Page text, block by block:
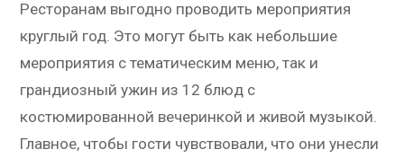
Ресторанам выгодно проводить мероприятия
круглый год. Это могут быть как небольшие
мероприятия с тематическим меню, так и
грандиозный ужин из 12 блюд с
костюмированной вечеринкой и живой музыкой.
Главное, чтобы гости чувствовали, что они унесли